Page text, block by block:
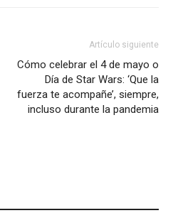
Artículo siguiente
Cómo celebrar el 4 de mayo o
Día de Star Wars: ‘Que la
fuerza te acompañe’, siempre,
incluso durante la pandemia